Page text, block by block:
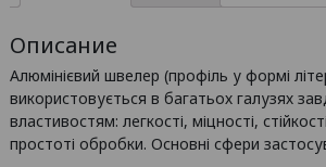
Описание
Алюмінієвий швелер (профіль у формі
використовується в багатьох галузях
властивостям: легкості, міцності,
простоті обробки. Основні сфери